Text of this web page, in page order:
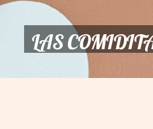
LAS